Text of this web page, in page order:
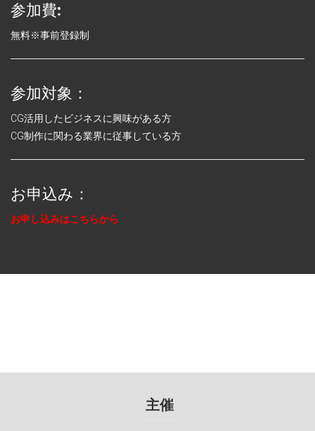
参加費:
無料※事前登録制
参加対象：
CG活用したビジネスに興味がある方
CG制作に関わる業界に従事している方
お申込み：
お申し込みはこちらから
主催